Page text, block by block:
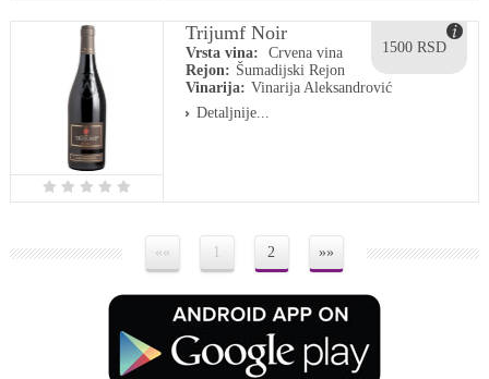
1500 RSD
Trijumf Noir
Vrsta vina:
Crvena vina
Rejon: Šumadijski Rejon
Vinarija: Vinarija Aleksandrović
Detaljnije...
«« 1 2 »»